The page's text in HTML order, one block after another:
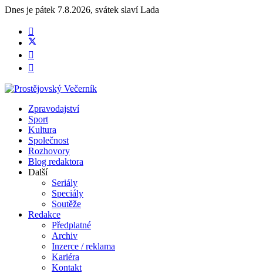
Dnes je pátek 7.8.2026, svátek slavíLada
Zpravodajství
Sport
Kultura
Společnost
Rozhovory
Blog redaktora
Další
Seriály
Speciály
Soutěže
Redakce
Předplatné
Archiv
Inzerce / reklama
Kariéra
Kontakt